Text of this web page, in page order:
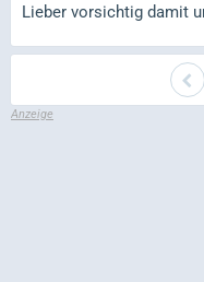
Lieber vorsichtig damit